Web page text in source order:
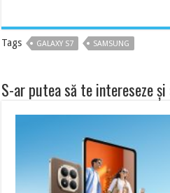
Tags GALAXY S7 SAMSUNG
S-ar putea să te intereseze și